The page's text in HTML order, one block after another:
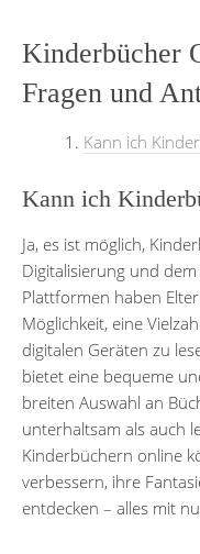
Kinderbücher
Fragen und
Kann ich
Kann ich
Ja, es ist möglich,
Digitalisierung und
Plattformen haben
Möglichkeit, eine
digitalen Geräten zu
bietet eine bequeme
breiten Auswahl an
unterhaltsam als auch
Kinderbüchern online
verbessern, ihre
entdecken – alles mit